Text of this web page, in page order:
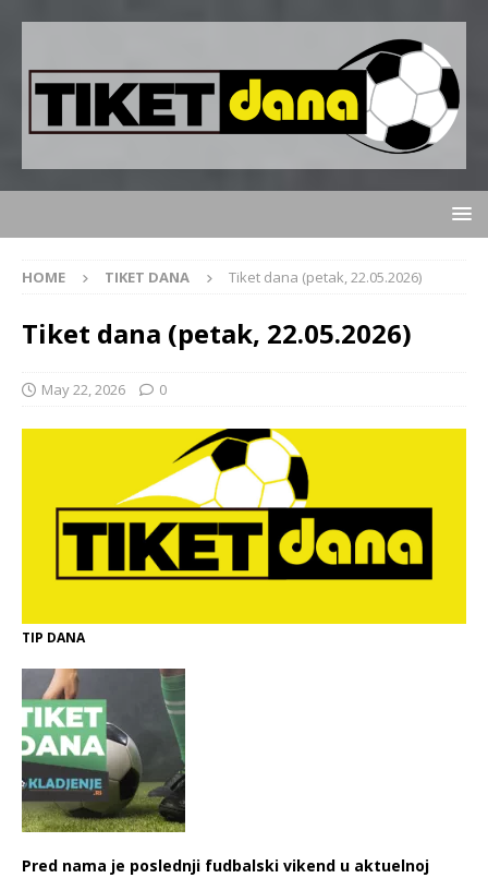
HOME TIKET DANA Tiket dana (petak, 22.05.2026)
Tiket dana (petak, 22.05.2026)
May 22, 2026 0
TIP DANA
Pred nama je poslednji fudbalski vikend u aktuelnoj